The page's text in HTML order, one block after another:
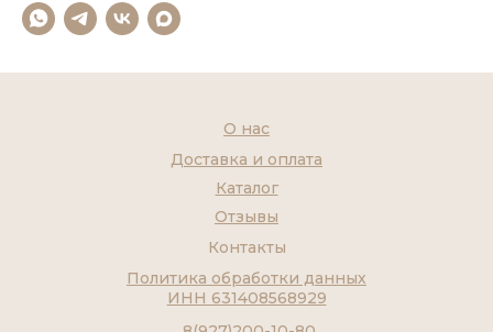
Контакты
Каталог
О нас
Доставка и оплата
Отзывы
Политика обработки данных
ИНН 631408568929